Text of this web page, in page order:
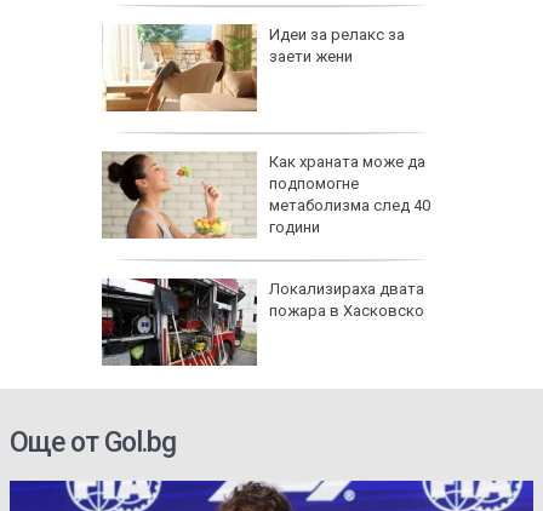
Идеи за релакс за
заети жени
Как храната може да
подпомогне
метаболизма след 40
години
Локализираха двата
пожара в Хасковско
Още от Gol.bg